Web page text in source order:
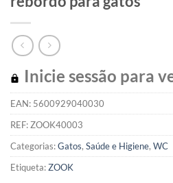
Inicie sessão para
EAN: 5600929040030
REF:ZOOK40003
Categorias:Gatos, Saúde e Higiene, WC
Etiqueta:ZOOK